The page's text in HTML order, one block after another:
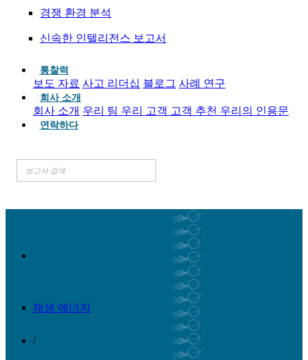
경쟁 환경 분석
신속한 인텔리전스 보고서
통찰력
보도 자료 사고 리더십 블로그 사례 연구
회사 소개
회사 소개 우리 팀 우리 고객 고객 추천 우리의 인용문
연락하다
재생 에너지
/